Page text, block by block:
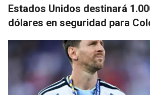
Estados Unidos destinará
dólares en seguridad para